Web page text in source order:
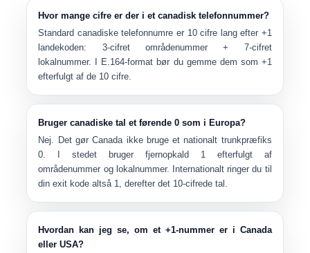
Hvor mange cifre er der i et canadisk telefonnummer?
Standard canadiske telefonnumre er 10 cifre langefter +1
landekoden: 3-cifret områdenummer + 7-cifret
lokalnummer. I E.164-format bør du gemme dem som +1
efterfulgt af de 10 cifre.
Bruger canadiske tal et førende 0 som i Europa?
Nej. Det gør Canada ikkebruge et nationalt trunkpræfiks
0. I stedet bruger fjernopkald 1efterfulgt af
områdenummer og lokalnummer. Internationalt ringer du til
din exit kode altså 1, derefter det 10-cifrede tal.
Hvordan kan jeg se, om et +1-nummer er i Canada
eller USA?